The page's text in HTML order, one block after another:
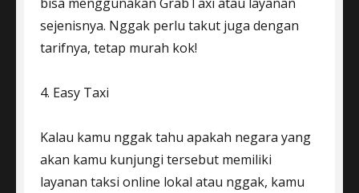
sejenisnya. Nggak perlu takut juga dengan
tarifnya, tetap murah kok!
4. Easy Taxi
Kalau kamu nggak tahu apakah negara yang
akan kamu kunjungi tersebut memiliki
layanan taksi online lokal atau nggak, kamu